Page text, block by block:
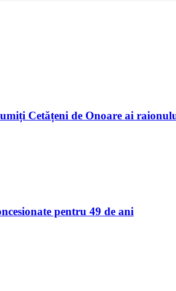
Cetățeni de Onoare ai
pentru 49 de ani